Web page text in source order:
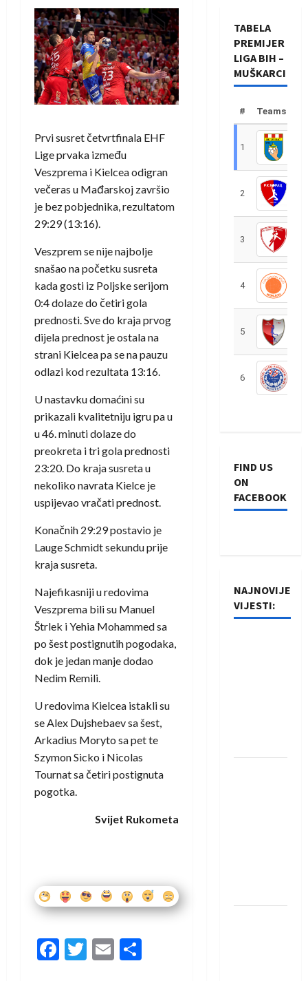
Prvi susret četvrtfinala EHF
Lige prvaka između
Veszprema i Kielcea odigran
večeras u Mađarskoj završio
je bez pobjednika, rezultatom
29:29 (13:16).
Veszprem se nije najbolje
snašao na početku susreta
kada gosti iz Poljske serijom
0:4 dolaze do četiri gola
prednosti. Sve do kraja prvog
dijela prednost je ostala na
strani Kielcea pa se na pauzu
odlazi kod rezultata 13:16.
U nastavku domaćini su
prikazali kvalitetniju igru pa u
u 46. minuti dolaze do
preokreta i tri gola prednosti
23:20. Do kraja susreta u
nekoliko navrata Kielce je
uspijevao vračati prednost.
Konačnih 29:29 postavio je
Lauge Schmidt sekundu prije
kraja susreta.
Najefikasniji u redovima
Veszprema bili su Manuel
Štrlek i Yehia Mohammed sa
po šest postignutih pogodaka,
dok je jedan manje dodao
Nedim Remili.
U redovima Kielcea istakli su
se Alex Dujshebaev sa šest,
Arkadius Moryto sa pet te
Szymon Sicko i Nicolas
Tournat sa četiri postignuta
pogotka.
Svijet Rukometa
Facebook
Twitter
Email
TABELA
PREMIJER
LIGA BIH –
MUŠKARCI
# Teams
1
2
3
4
5
6
FIND US
ON
FACEBOOK
NAJNOVIJE
VIJESTI: